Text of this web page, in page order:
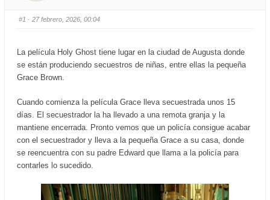
#1 · 27 febrero, 2026, 00:04
La película Holy Ghost tiene lugar en la ciudad de Augusta donde
se están produciendo secuestros de niñas, entre ellas la pequeña
Grace Brown.
Cuando comienza la película Grace lleva secuestrada unos 15
días. El secuestrador la ha llevado a una remota granja y la
mantiene encerrada. Pronto vemos que un policía consigue acabar
con el secuestrador y lleva a la pequeña Grace a su casa, donde
se reencuentra con su padre Edward que llama a la policía para
contarles lo sucedido.